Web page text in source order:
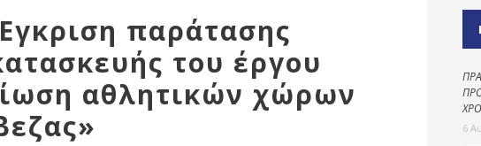
Γραφείο εσόδων
παράτασης
του έργου
αθλητικών χώρων
6